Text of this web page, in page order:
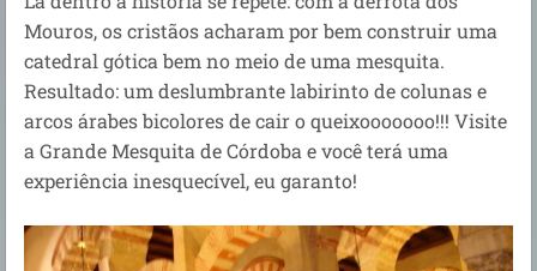
Mouros, os cristãos acharam por bem construir uma
catedral gótica bem no meio de uma mesquita.
Resultado: um deslumbrante labirinto de colunas e
arcos árabes bicolores de cair o queixooooooo!!! Visite
a Grande Mesquita de Córdoba e você terá uma
experiência inesquecível, eu garanto!